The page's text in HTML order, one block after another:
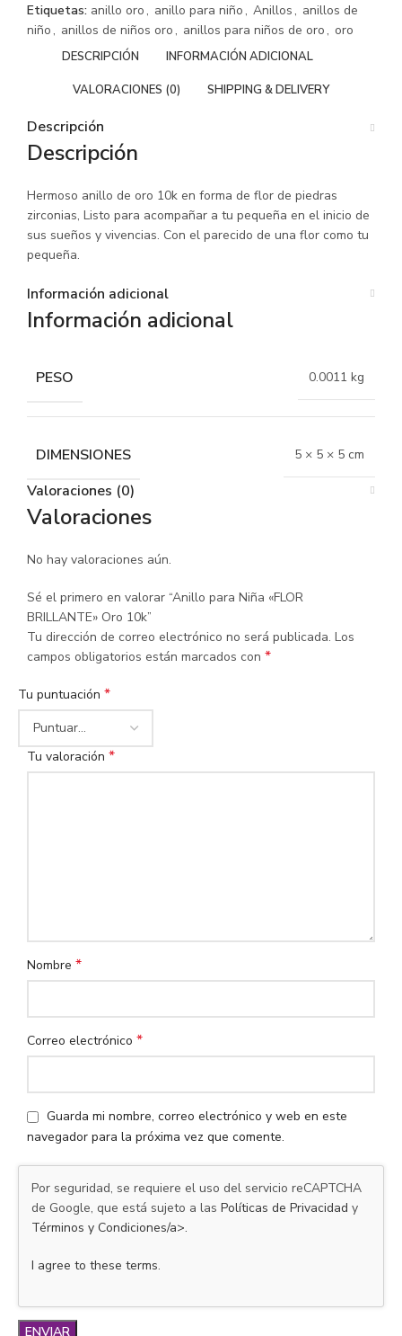
Etiquetas: anillo oro, anillo para niño, Anillos, anillos de
niño, anillos de niños oro, anillos para niños de oro, oro
DESCRIPCIÓN INFORMACIÓN ADICIONAL
VALORACIONES (0) SHIPPING & DELIVERY
Descripción
Descripción
Hermoso anillo de oro 10k en forma de flor de piedras
zirconias, Listo para acompañar a tu pequeña en el inicio de
sus sueños y vivencias. Con el parecido de una flor como tu
pequeña.
Información adicional
Información adicional
PESO 0.0011 kg
DIMENSIONES 5 × 5 × 5 cm
Valoraciones (0)
Valoraciones
No hay valoraciones aún.
Sé el primero en valorar “Anillo para Niña «FLOR
BRILLANTE» Oro 10k”
Tu dirección de correo electrónico no será publicada. Los
campos obligatorios están marcados con *
Tu puntuación *
Tu valoración *
Nombre *
Correo electrónico *
Guarda mi nombre, correo electrónico y web en este
navegador para la próxima vez que comente.
Por seguridad, se requiere el uso del servicio reCAPTCHA
de Google, que está sujeto a las Políticas de Privacidad y
Términos y Condiciones/a>.
I agree to these terms.